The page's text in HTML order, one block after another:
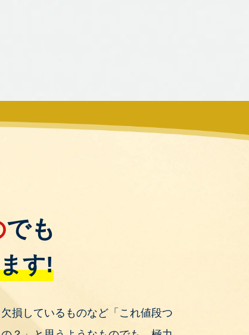
でも
す!
損しているものなど「これ値段つ